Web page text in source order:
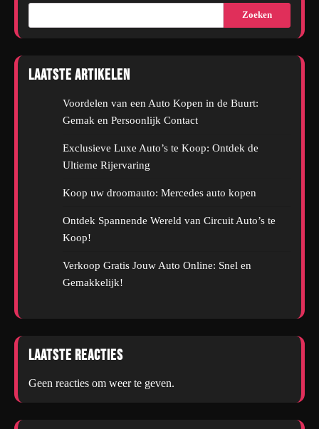
Zoeken
Laatste artikelen
Voordelen van een Auto Kopen in de Buurt:
Gemak en Persoonlijk Contact
Exclusieve Luxe Auto’s te Koop: Ontdek de
Ultieme Rijervaring
Koop uw droomauto: Mercedes auto kopen
Ontdek Spannende Wereld van Circuit Auto’s te
Koop!
Verkoop Gratis Jouw Auto Online: Snel en
Gemakkelijk!
Laatste reacties
Geen reacties om weer te geven.